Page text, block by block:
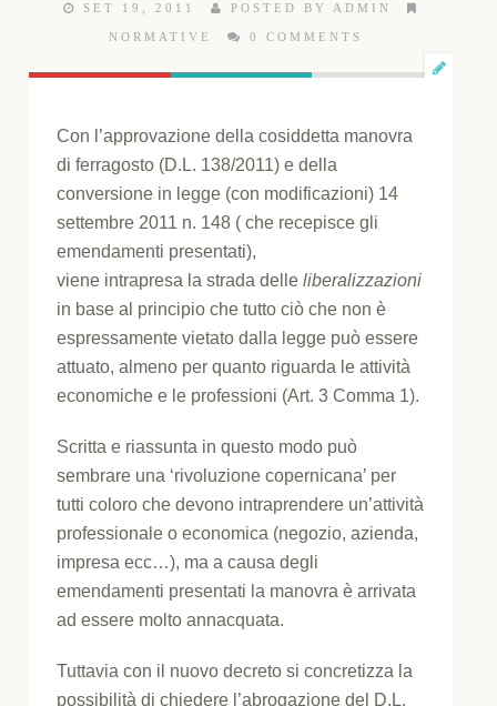
SET 19, 2011 POSTED BY ADMIN
NORMATIVE 0 COMMENTS
Con l’approvazione della cosiddetta manovra
di ferragosto (D.L. 138/2011) e della
conversione in legge (con modificazioni) 14
settembre 2011 n. 148 ( che recepisce gli
emendamenti presentati),
viene intrapresa la strada delle liberalizzazioni
in base al principio che tutto ciò che non è
espressamente vietato dalla legge può essere
attuato, almeno per quanto riguarda le attività
economiche e le professioni (Art. 3 Comma 1).
Scritta e riassunta in questo modo può
sembrare una ‘rivoluzione copernicana’ per
tutti coloro che devono intraprendere un’attività
professionale o economica (negozio, azienda,
impresa ecc…), ma a causa degli
emendamenti presentati la manovra è arrivata
ad essere molto annacquata.
Tuttavia con il nuovo decreto si concretizza la
possibilità di chiedere l’abrogazione del D.L.